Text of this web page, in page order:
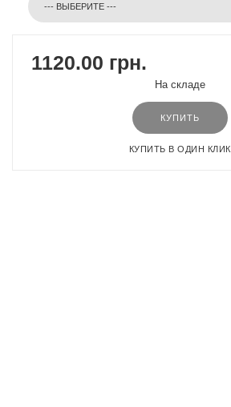
1120.00 грн.
На складе
КУПИТЬ
КУПИТЬ В ОДИН КЛИК